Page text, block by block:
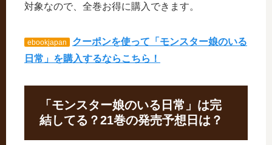
対象なので、全巻お得に購入できます。
ebookjapan
クーポンを使って「モンスター娘のいる
日常」を購入するならこちら！
「モンスター娘のいる日常」は完
結してる？21巻の発売予想日は？